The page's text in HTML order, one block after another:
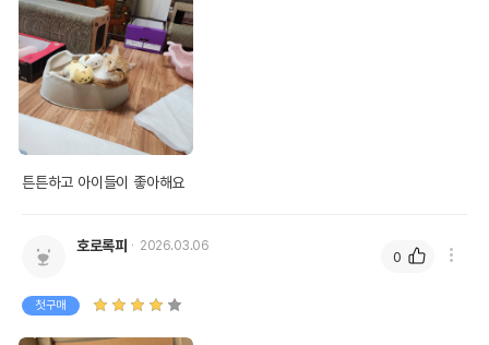
튼튼하고 아이들이 좋아해요
호로록피 2026.03.06
첫구매
0